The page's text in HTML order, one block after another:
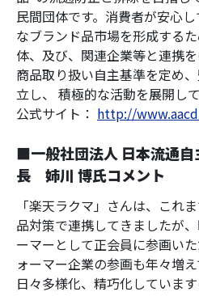
民間団体です。消費者が安心
なブランド品市場を形成する
体、及び、関連企業等と連携
商品取り扱い自主基準を定め
立し、 積極的な活動を展開して
公式サイト： http://
■一般社団法人 日本流通
長 姉川 博氏コメント
「楽天ラクマ」さんは、これ
品対策で連携してきましたが
ーマーとして正会員に参画い
ォーマー企業の参画も年々増
日々多様化、精巧化していま